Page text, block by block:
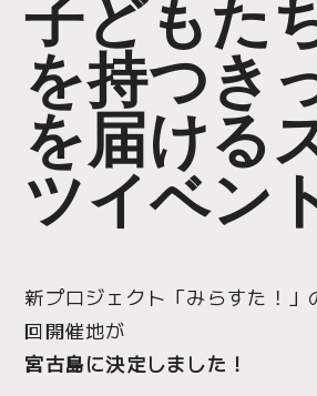
子どもた
を持つき
を届ける
ツイベン
新プロジェクト「みらすた！」
回開催地が
宮古島に決定しました！